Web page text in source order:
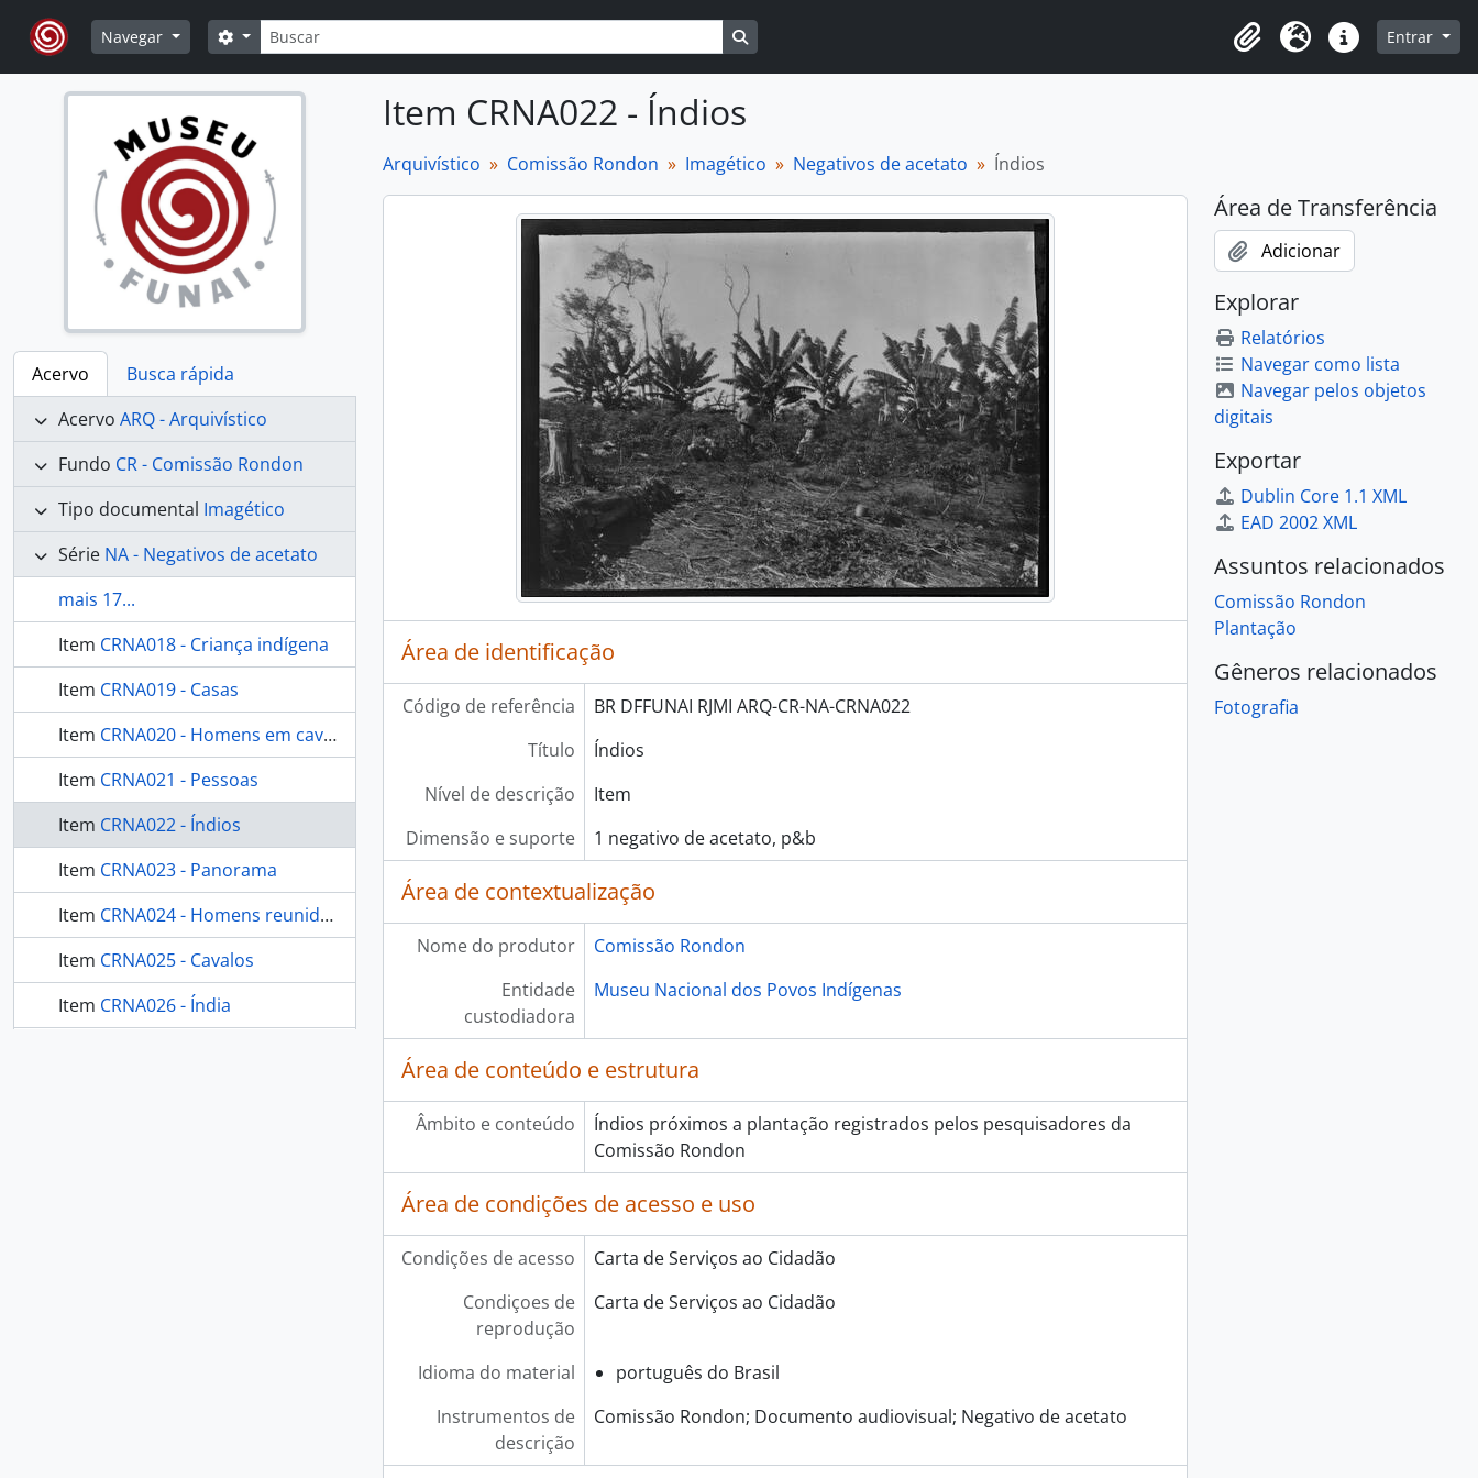
Skip to main content
Navegar
Buscar
Opções de busca
Área de Transferência
Idioma Atalhos Entrar
Acervo
Busca rápida
Acervo ARQ - Arquivístico
Fundo CR - Comissão Rondon
Tipo documental Imagético
Série NA - Negativos de acetato
mais 17...
Item CRNA018 - Criança indígena
Item CRNA019 - Casas
Item CRNA020 - Homens em cavalos
Item CRNA021 - Pessoas
Item CRNA022 - Índios
Item CRNA023 - Panorama
Item CRNA024 - Homens reunidos
Item CRNA025 - Cavalos
Item CRNA026 - Índia
Item CRNA022 - Índios
Arquivístico Comissão Rondon Imagético Negativos de acetato Índios
Área de identificação
Código de referência
BR DFFUNAI RJMI ARQ-CR-NA-CRNA022
Título
Índios
Nível de descrição
Item
Dimensão e suporte
1 negativo de acetato, p&b
Área de contextualização
Nome do produtor
Comissão Rondon
Entidade
custodiadora
Museu Nacional dos Povos Indígenas
Área de conteúdo e estrutura
Âmbito e conteúdo
Índios próximos a plantação registrados pelos pesquisadores da
Comissão Rondon
Área de condições de acesso e uso
Condições de acesso
Carta de Serviços ao Cidadão
Condiçoes de
reprodução
Carta de Serviços ao Cidadão
Idioma do material
português do Brasil
Instrumentos de
descrição
Comissão Rondon; Documento audiovisual; Negativo de acetato
Área de Transferência
Adicionar
Explorar
Relatórios
Navegar como lista
Navegar pelos objetos
digitais
Exportar
Dublin Core 1.1 XML
EAD 2002 XML
Assuntos relacionados
Comissão Rondon
Plantação
Gêneros relacionados
Fotografia